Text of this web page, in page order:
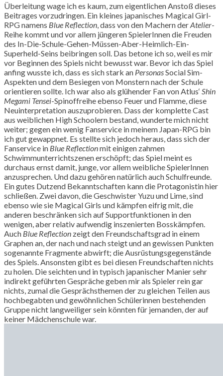
Überleitung wage ich es kaum, zum eigentlichen Anstoß dieses
Beitrages vorzudringen. Ein kleines japanisches Magical Girl-
RPG namens Blue Reflection , dass von den Machern derAtelier-
Reihe kommt und vor allem jüngeren SpielerInnen die Freuden
des In-Die-Schule-Gehen-Müssen-Aber-Heimlich-Ein-
Superheld-Seins beibringen soll. Das betone ich so, weil es mir
vor Beginnen des Spiels nicht bewusst war. Bevor ich das Spiel
anfing wusste ich, dass es sich stark an PersonasSocial Sim-
Aspekten und dem Besiegen von Monstern nach der Schule
orientieren sollte. Ich war also als glühender Fan von Atlus‘ Shin
Megami Tensei-Spinoffreihe ebenso Feuer und Flamme, diese
Neuinterpretation auszuprobieren. Dass der komplette Cast
aus weiblichen High Schoolern bestand, wunderte mich nicht
weiter; gegen ein wenig Fanservice in meinem Japan-RPG bin
ich gut gewappnet. Es stellte sich jedoch heraus, dass sich der
Fanservice in Blue Reflectionmit einigen zahmen
Schwimmunterrichtszenen erschöpft; das Spiel meint es
durchaus ernst damit, junge, vor allem weibliche SpielerInnen
anzusprechen. Und dazu gehören natürlich auch Schulfreunde.
Ein gutes Dutzend Bekanntschaften kann die Protagonistin hier
schließen. Zwei davon, die Geschwister Yuzu und Lime, sind
ebenso wie sie Magical Girls und kämpfen eifrig mit, die
anderen beschränken sich auf Supportfunktionen in den
wenigen, aber relativ aufwendig inszenierten Bosskämpfen.
Auch Blue Reflection zeigt den Freundschaftsgrad in einem
Graphen an, der nach und nach steigt und an gewissen Punkten
sogenannte Fragmente abwirft; die Ausrüstungsgegenstände
des Spiels. Ansonsten gibt es bei diesen Freundschaften nichts
zu holen. Die seichten und in typisch japanischer Manier sehr
indirekt geführten Gespräche geben mir als Spieler rein gar
nichts, zumal die Gesprächsthemen der zu gleichen Teilen aus
hochbegabten und gewöhnlichen Schülerinnen bestehenden
Gruppe nicht langweiliger sein könnten für jemanden, der auf
keiner Mädchenschule war.